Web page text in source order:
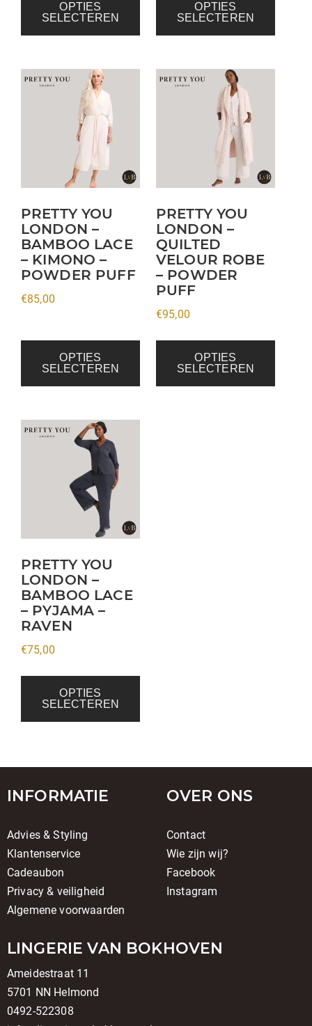
OPTIES
SELECTEREN
OPTIES
SELECTEREN
PRETTY YOU
LONDON –
BAMBOO LACE
– KIMONO –
POWDER PUFF
€85,00
OPTIES
SELECTEREN
Dit
optie
kan
gekozen
worden
op
productpagina
PRETTY YOU
LONDON –
QUILTED
VELOUR ROBE
– POWDER
PUFF
€95,00
OPTIES
SELECTEREN
Dit
optie
kan
gekozen
worden
op
de
PRETTY YOU
LONDON –
BAMBOO LACE
– PYJAMA –
RAVEN
€75,00
OPTIES
SELECTEREN
Dit
optie
kan
gekozen
worden
op
de
productpagina
INFORMATIE
Advies & Styling
Klantenservice
Cadeaubon
Privacy & veiligheid
Algemene voorwaarden
OVER ONS
Contact
Wie zijn wij?
Facebook
Instagram
LINGERIE VAN BOKHOVEN
Ameidestraat 11
5701 NN Helmond
0492-522308